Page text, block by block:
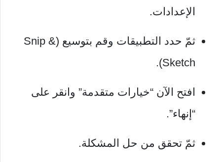
الإعدادات.
ثمّ حدد التطبيقات وقم بتوسيع (Snip &
Sketch).
افتح الآن “خيارات متقدمة” وانقر على
“إنهاء”.
ثمّ تحقق من حل المشكلة.